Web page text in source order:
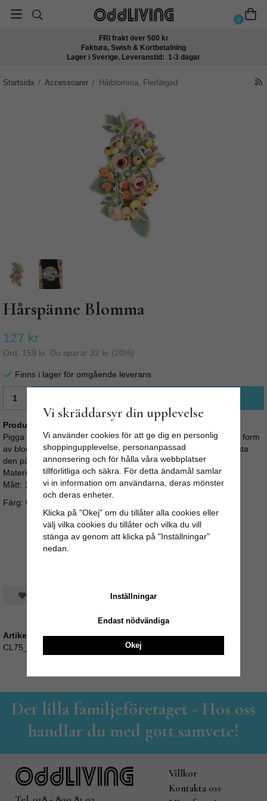
0
FRI frakt över 500 kr
Faktura, Swish & Kortbetalning
Lager i Sverige. Leveranstid: 1-3 dagar
Startsida / Accessoarer / Hårblomma, Flerfärgad
Hårspänne Blomma
127 kr
Ord. 159 kr . Du sparar 32 kr (20%)
Finns i lager för omgående leverans
Produktbeskrivning:
Pigga upp din retro outfit med en vacker blomma! Hårblomma i form
av blommor som du fäster som ett hårspänne. Du kan även fästa
den på tröjan med en säkerhetsnål.
Material: 100% polyester
Mått: 18 x 10 cm
Färg: Gul, rosa etc
Spara som favorit
Artikelnummer:
CL75_ACSS22169
Det lilla familjeföretaget - Hos oss
handlar du med gott samvete!
Villkor
Kontakta oss
Vi skräddarsyr din upplevelse
Vi använder cookies för att ge dig en personlig
shoppingupplevelse, personanpassad
annonsering och för hålla våra webbplatser
tillförlitliga och säkra. För detta ändamål samlar
vi in information om användarna, deras mönster
och deras enheter.
Klicka på "Okej" om du tillåter alla cookies eller
välj vilka cookies du tillåter och vilka du vill
stänga av genom att klicka på "Inställningar"
nedan.
Inställningar
Endast nödvändiga
Okej